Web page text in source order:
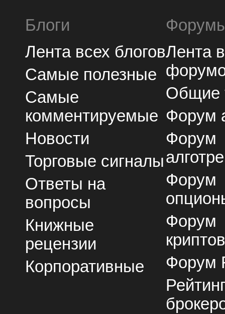
Блоги
Лента всех блогов
Самые полезные
Самые
комментируемые
Новости
Торговые сигналы
Ответы на
вопросы
Книжные
рецензии
Корпоративные
Лента
Общие
Форум
Форум
Форум
Форум
Форум